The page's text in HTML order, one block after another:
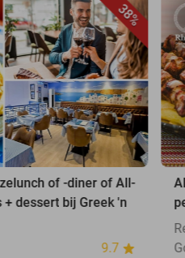
38%
of -diner of All-
+ dessert bij Greek 'n
9.7